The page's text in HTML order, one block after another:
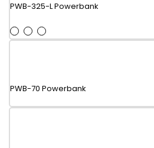
PWB-325-L Powerbank
PWB-70 Powerbank